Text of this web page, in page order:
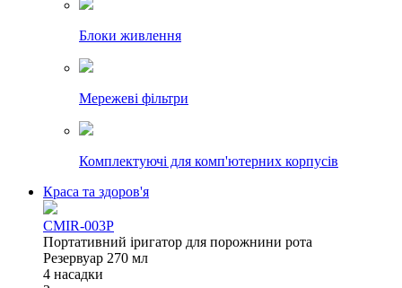
Блоки живлення
Мережеві фільтри
Комплектуючі для комп'ютерних корпусів
Краса та здоров'я
CMIR-003P
Портативний іригатор для порожнини рота
Резервуар 270 мл
4 насадки